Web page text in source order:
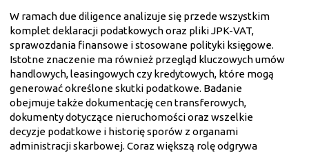
W ramach due diligence analizuje się przede wszystkim
komplet deklaracji podatkowych oraz pliki JPK-VAT,
sprawozdania finansowe i stosowane polityki księgowe.
Istotne znaczenie ma również przegląd kluczowych umów
handlowych, leasingowych czy kredytowych, które mogą
generować określone skutki podatkowe. Badanie
obejmuje także dokumentację cen transferowych,
dokumenty dotyczące nieruchomości oraz wszelkie
decyzje podatkowe i historię sporów z organami
administracji skarbowej. Coraz większą rolę odgrywa